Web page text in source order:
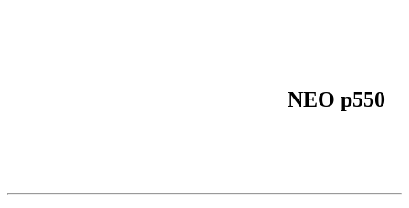
NEO p550